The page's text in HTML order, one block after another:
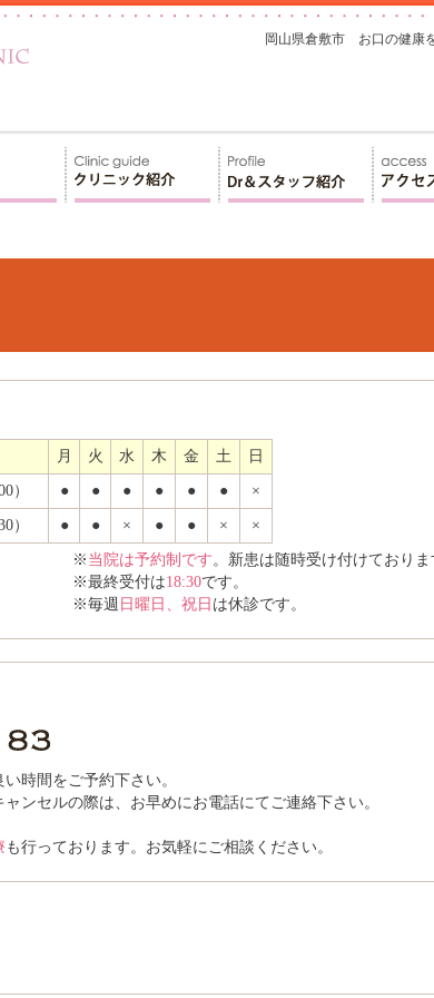
岡山県倉敷市 お口の健康
月 火 水 木 金 土 日
） ● ● ● ● ● ● ×
） ● ● × ● ● × ×
※ 当院は予約制です。新患は随時受け付けておりま
※最終受付は18:30です。
※毎週 日曜日、祝日 は休診です。
時間をご予約下さい。
ャンセルの際は、お早めにお電話にてご連絡下さい。
も行っております。お気軽にご相談ください。